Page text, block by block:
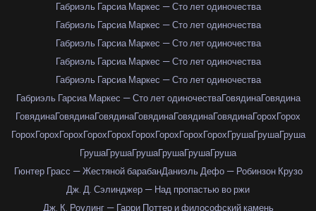
Габриэль Гарсиа Маркес — Сто лет одиночества
Габриэль Гарсиа Маркес — Сто лет одиночества
Габриэль Гарсиа Маркес — Сто лет одиночества
Габриэль Гарсиа Маркес — Сто лет одиночества
Габриэль Гарсиа Маркес — Сто лет одиночества
Габриэль Гарсиа Маркес — Сто лет одиночестваГовядинаГовядина
ГовядинаГовядинаГовядинаГовядинаГовядинаГовядинаГорохГорох
ГорохГорохГорохГорохГорохГорохГорохГорохГорохГрушаГрушаГруша
ГрушаГрушаГрушаГрушаГрушаГруша
Гюнтер Грасс — Жестяной барабанДаниэль Дефо — Робинзон Крузо
Дж. Д. Сэлинджер — Над пропастью во ржи
Дж. К. Роулинг — Гарри Поттер и философский камень